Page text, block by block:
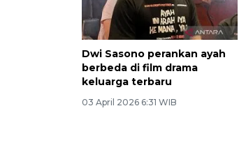
Dwi Sasono perankan ayah
berbeda di film drama
keluarga terbaru
03 April 2026 6:31 WIB